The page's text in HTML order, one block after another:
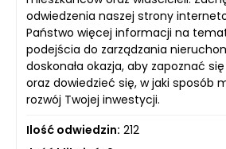
odwiedzenia naszej strony
Państwo więcej informacji na
podejścia do zarządzania
doskonała okazja, aby zapoznać
oraz dowiedzieć się, w jaki sposób
rozwój Twojej inwestycji.
Ilość odwiedzin: 212